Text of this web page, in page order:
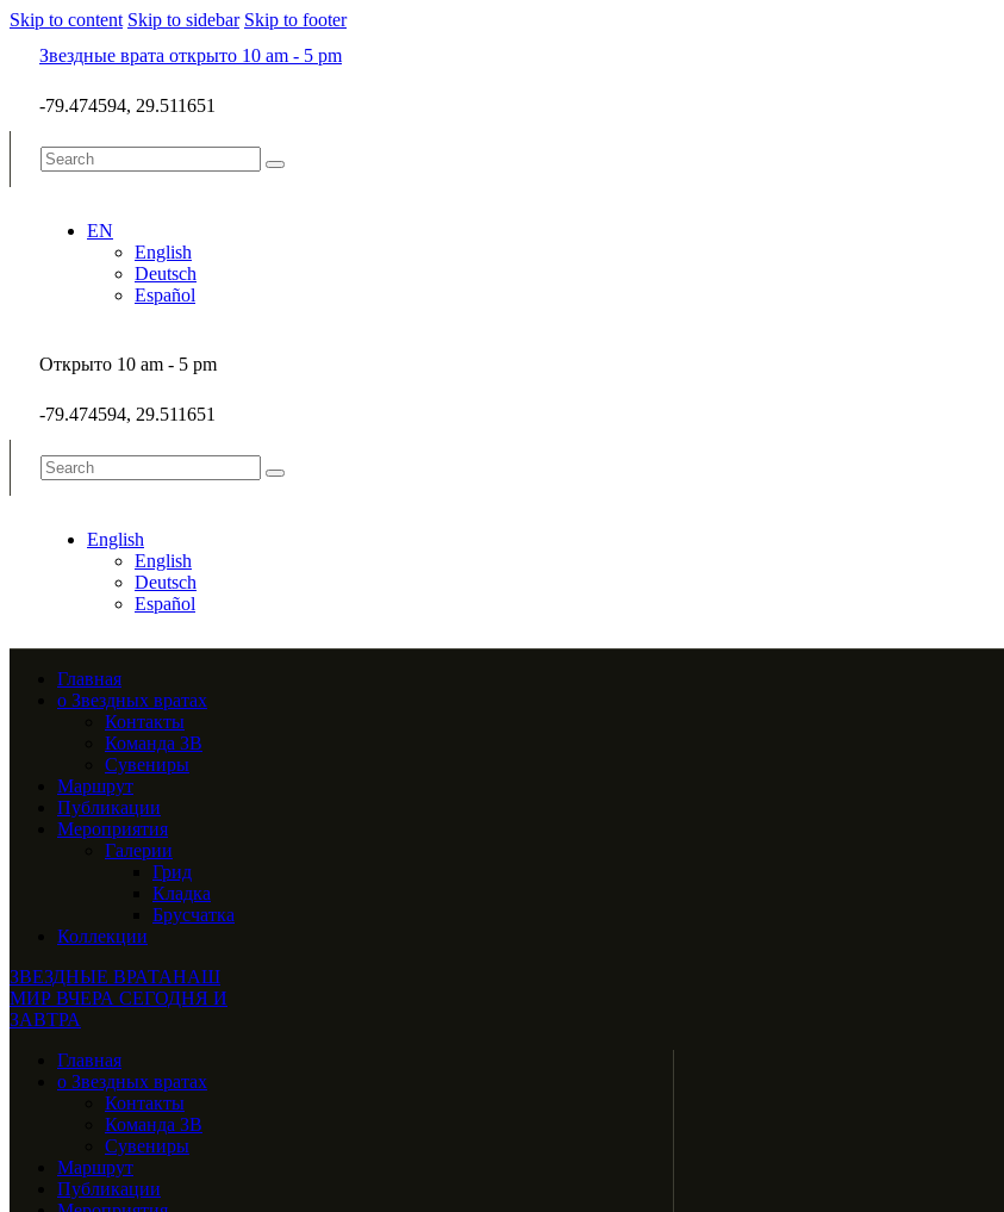
Skip to content Skip to sidebar Skip to footer
Звездные врата открыто 10 am - 5 pm
-79.474594, 29.511651
EN
English
Deutsch
Español
Открыто 10 am - 5 pm
-79.474594, 29.511651
English
English
Deutsch
Español
Главная
о Звездных вратах
Контакты
Команда ЗВ
Сувениры
Маршрут
Публикации
Мероприятия
Галерии
Грид
Кладка
Брусчатка
Коллекции
ЗВЕЗДНЫЕ ВРАТАНАШ
МИР ВЧЕРА СЕГОДНЯ И
ЗАВТРА
Главная
о Звездных вратах
Контакты
Команда ЗВ
Сувениры
Маршрут
Публикации